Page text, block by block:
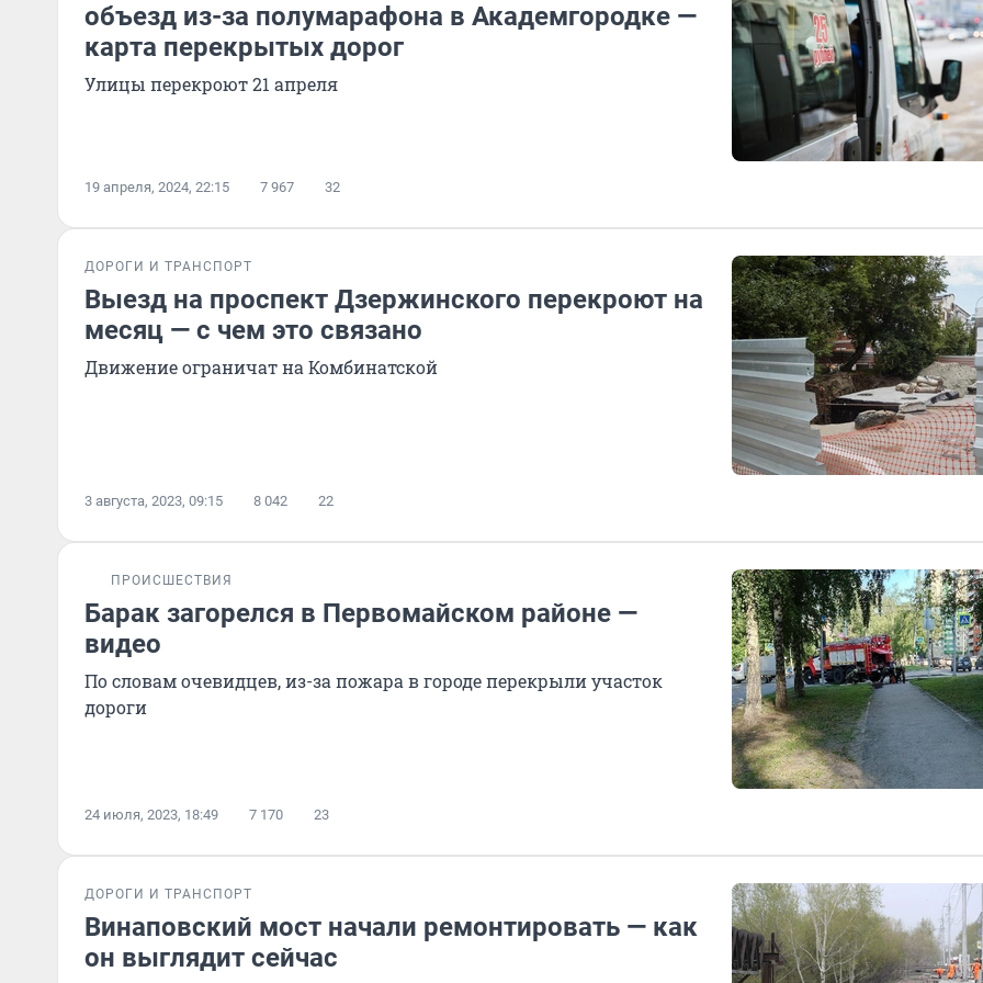
объезд из-за полумарафона в Академгородке —
карта перекрытых дорог
Улицы перекроют 21 апреля
19 апреля, 2024, 22:15 7 967 32
ДОРОГИ И ТРАНСПОРТ
Выезд на проспект Дзержинского перекроют на
месяц — с чем это связано
Движение ограничат на Комбинатской
3 августа, 2023, 09:15 8 042 22
ПРОИСШЕСТВИЯ
Барак загорелся в Первомайском районе —
видео
По словам очевидцев, из-за пожара в городе перекрыли участок
дороги
24 июля, 2023, 18:49 7 170 23
ДОРОГИ И ТРАНСПОРТ
Винаповский мост начали ремонтировать — как
он выглядит сейчас